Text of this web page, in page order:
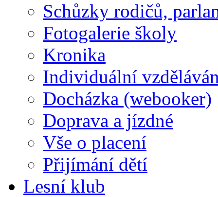
Schůzky rodičů,
Fotogalerie školy
Kronika
Individuální
Docházka (webooker)
Doprava a jízdné
Vše o placení
Přijímání dětí
Lesní klub